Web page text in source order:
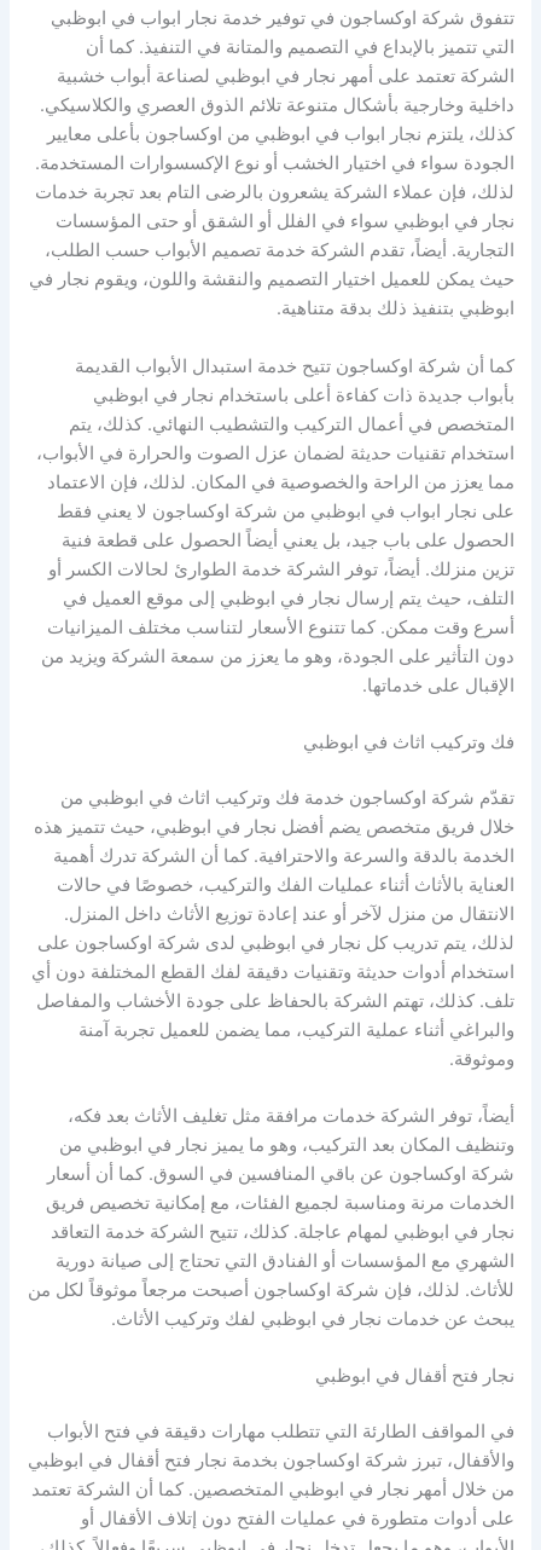
تتفوق شركة اوكساجون في توفير خدمة نجار ابواب في ابوظبي
التي تتميز بالإبداع في التصميم والمتانة في التنفيذ. كما أن
الشركة تعتمد على أمهر نجار في ابوظبي لصناعة أبواب خشبية
داخلية وخارجية بأشكال متنوعة تلائم الذوق العصري والكلاسيكي.
كذلك، يلتزم نجار ابواب في ابوظبي من اوكساجون بأعلى معايير
الجودة سواء في اختيار الخشب أو نوع الإكسسوارات المستخدمة.
لذلك، فإن عملاء الشركة يشعرون بالرضى التام بعد تجربة خدمات
نجار في ابوظبي سواء في الفلل أو الشقق أو حتى المؤسسات
التجارية. أيضاً، تقدم الشركة خدمة تصميم الأبواب حسب الطلب،
حيث يمكن للعميل اختيار التصميم والنقشة واللون، ويقوم نجار في
ابوظبي بتنفيذ ذلك بدقة متناهية.
كما أن شركة اوكساجون تتيح خدمة استبدال الأبواب القديمة
بأبواب جديدة ذات كفاءة أعلى باستخدام نجار في ابوظبي
المتخصص في أعمال التركيب والتشطيب النهائي. كذلك، يتم
استخدام تقنيات حديثة لضمان عزل الصوت والحرارة في الأبواب،
مما يعزز من الراحة والخصوصية في المكان. لذلك، فإن الاعتماد
على نجار ابواب في ابوظبي من شركة اوكساجون لا يعني فقط
الحصول على باب جيد، بل يعني أيضاً الحصول على قطعة فنية
تزين منزلك. أيضاً، توفر الشركة خدمة الطوارئ لحالات الكسر أو
التلف، حيث يتم إرسال نجار في ابوظبي إلى موقع العميل في
أسرع وقت ممكن. كما تتنوع الأسعار لتناسب مختلف الميزانيات
دون التأثير على الجودة، وهو ما يعزز من سمعة الشركة ويزيد من
الإقبال على خدماتها.
فك وتركيب اثاث في ابوظبي
تقدّم شركة اوكساجون خدمة فك وتركيب اثاث في ابوظبي من
خلال فريق متخصص يضم أفضل نجار في ابوظبي، حيث تتميز هذه
الخدمة بالدقة والسرعة والاحترافية. كما أن الشركة تدرك أهمية
العناية بالأثاث أثناء عمليات الفك والتركيب، خصوصًا في حالات
الانتقال من منزل لآخر أو عند إعادة توزيع الأثاث داخل المنزل.
لذلك، يتم تدريب كل نجار في ابوظبي لدى شركة اوكساجون على
استخدام أدوات حديثة وتقنيات دقيقة لفك القطع المختلفة دون أي
تلف. كذلك، تهتم الشركة بالحفاظ على جودة الأخشاب والمفاصل
والبراغي أثناء عملية التركيب، مما يضمن للعميل تجربة آمنة
وموثوقة.
أيضاً، توفر الشركة خدمات مرافقة مثل تغليف الأثاث بعد فكه،
وتنظيف المكان بعد التركيب، وهو ما يميز نجار في ابوظبي من
شركة اوكساجون عن باقي المنافسين في السوق. كما أن أسعار
الخدمات مرنة ومناسبة لجميع الفئات، مع إمكانية تخصيص فريق
نجار في ابوظبي لمهام عاجلة. كذلك، تتيح الشركة خدمة التعاقد
الشهري مع المؤسسات أو الفنادق التي تحتاج إلى صيانة دورية
للأثاث. لذلك، فإن شركة اوكساجون أصبحت مرجعاً موثوقاً لكل من
يبحث عن خدمات نجار في ابوظبي لفك وتركيب الأثاث.
نجار فتح أقفال في ابوظبي
في المواقف الطارئة التي تتطلب مهارات دقيقة في فتح الأبواب
والأقفال، تبرز شركة اوكساجون بخدمة نجار فتح أقفال في ابوظبي
من خلال أمهر نجار في ابوظبي المتخصصين. كما أن الشركة تعتمد
على أدوات متطورة في عمليات الفتح دون إتلاف الأقفال أو